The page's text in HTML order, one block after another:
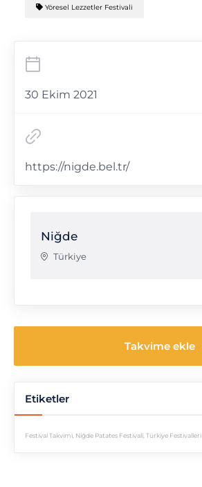
Yöresel Lezzetler Festivali
30 Ekim 2021
https://nigde.bel.tr/
Niğde
Türkiye
Takvime ekle
Etiketler
Festival Takvimi Niğde Patates Festivali Türkiye Festivalleri